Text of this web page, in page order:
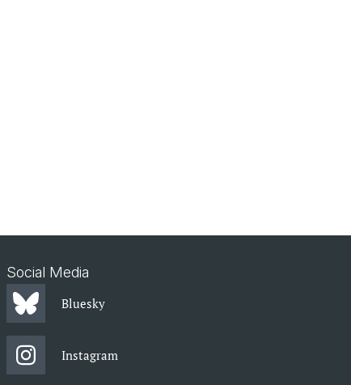
Social Media
Bluesky
Instagram